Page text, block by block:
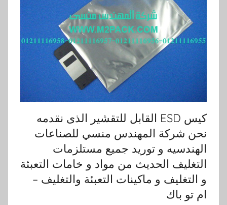
كيس ESD القابل للتقشير الذى نقدمه
نحن شركة المهندس منسي للصناعات
الهندسيه و توريد جميع مستلزمات
التغليف الحديث من مواد و خامات التعبئة
و التغليف و ماكينات التعبئة والتغليف –
ام تو باك